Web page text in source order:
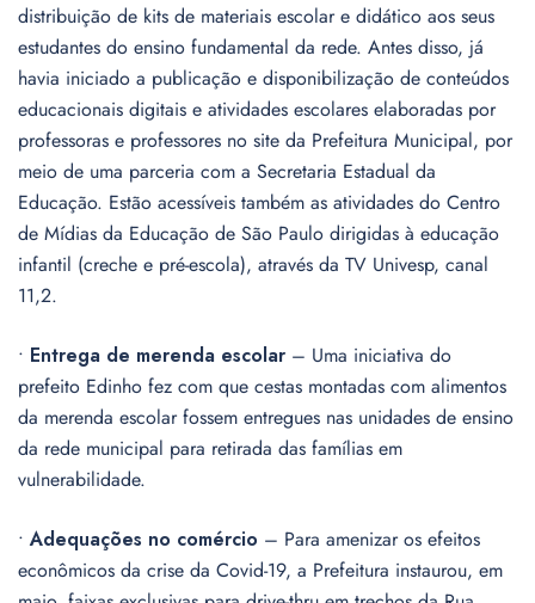
distribuição de kits de materiais escolar e didático aos seus
estudantes do ensino fundamental da rede. Antes disso, já
havia iniciado a publicação e disponibilização de conteúdos
educacionais digitais e atividades escolares elaboradas por
professoras e professores no site da Prefeitura Municipal, por
meio de uma parceria com a Secretaria Estadual da
Educação. Estão acessíveis também as atividades do Centro
de Mídias da Educação de São Paulo dirigidas à educação
infantil (creche e pré-escola), através da TV Univesp, canal
11,2.
• Entrega de merenda escolar – Uma iniciativa do
prefeito Edinho fez com que cestas montadas com alimentos
da merenda escolar fossem entregues nas unidades de ensino
da rede municipal para retirada das famílias em
vulnerabilidade.
•Adequações no comércio – Para amenizar os efeitos
econômicos da crise da Covid-19, a Prefeitura instaurou, em